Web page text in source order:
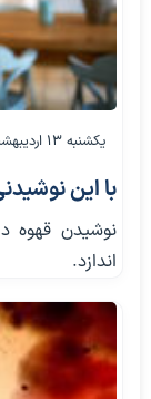
یکشنبه ۱۳ اردیبهشت ۱۴۰۵
با این
نوشیدن قهوه
اندازد.